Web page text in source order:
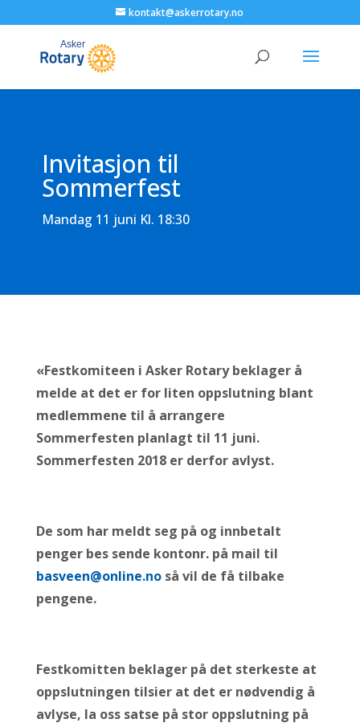
kontakt@askerrotary.no
Invitasjon til
Sommerfest
Mandag 11 juni Kl. 18:30
«Festkomiteen i Asker Rotary beklager å
melde at det er for liten oppslutning blant
medlemmene til å arrangere
Sommerfesten planlagt til 11 juni.
Sommerfesten 2018 er derfor avlyst.
De som har meldt seg på og innbetalt
penger bes sende kontonr. på mail til
basveen@online.noså vil de få tilbake
pengene.
Festkomitten beklager på det sterkeste at
oppslutningen tilsier at det er nødvendig å
avlyse, la oss satse på stor oppslutning på